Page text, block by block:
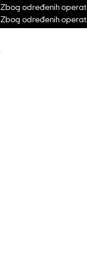
Zbog određenih
Zbog određenih